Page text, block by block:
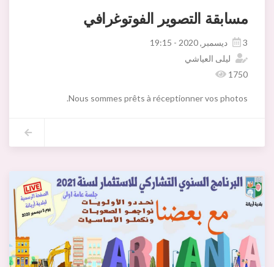
مسابقة التصوير الفوتوغرافي
3 ديسمبر, 2020 - 19:15
ليلى العياشي
1750
Nous sommes prêts à réceptionner vos photos.